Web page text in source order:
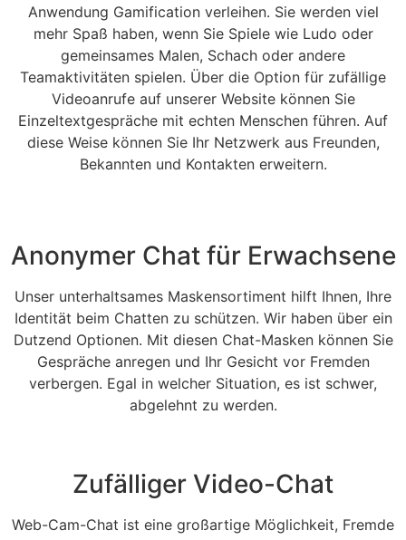
Anwendung Gamification verleihen. Sie werden viel
mehr Spaß haben, wenn Sie Spiele wie Ludo oder
gemeinsames Malen, Schach oder andere
Teamaktivitäten spielen. Über die Option für zufällige
Videoanrufe auf unserer Website können Sie
Einzeltextgespräche mit echten Menschen führen. Auf
diese Weise können Sie Ihr Netzwerk aus Freunden,
Bekannten und Kontakten erweitern.
Anonymer Chat für Erwachsene
Unser unterhaltsames Maskensortiment hilft Ihnen, Ihre
Identität beim Chatten zu schützen. Wir haben über ein
Dutzend Optionen. Mit diesen Chat-Masken können Sie
Gespräche anregen und Ihr Gesicht vor Fremden
verbergen. Egal in welcher Situation, es ist schwer,
abgelehnt zu werden.
Zufälliger Video-Chat
Web-Cam-Chat ist eine großartige Möglichkeit, Fremde